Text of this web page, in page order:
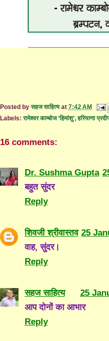
Posted byसहज साहित्य at 7:42 AM
Labels:रामेश्वर काम्बोज ‘हिमांशु’,हरियाणा
16 comments:
Dr. Sushma Gupta
बहुत सुंदर
Reply
शिवजी श्रीवास्तव 25
वाह, सुंदर।
Reply
सहज साहित्य
25
आप दोनों का आभार
Reply